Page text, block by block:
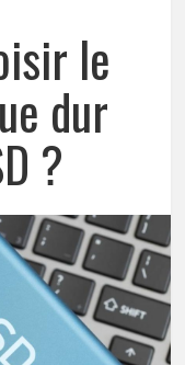
le
dur
?